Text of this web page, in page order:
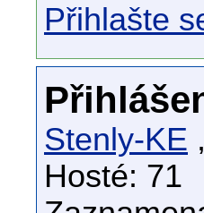
Přihlašte
Stenly-KE ,
Hosté: 71